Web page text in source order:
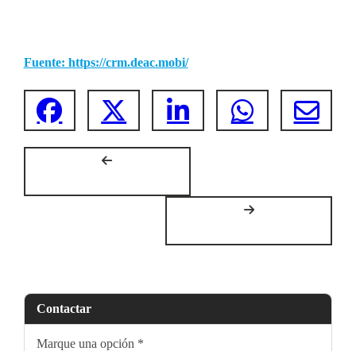
Fuente: https://crm.deac.mobi/
Contactar
Marque una opción *